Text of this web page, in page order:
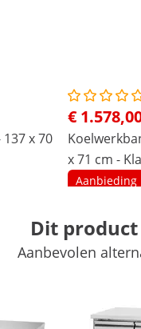
x 70
€
x 71 cm -
Aanbieding
Dit
Aanbevolen